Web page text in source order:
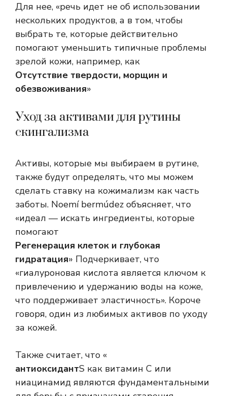
Для нее, «речь идет не об использовании
нескольких продуктов, а в том, чтобы
выбрать те, которые действительно
помогают уменьшить типичные проблемы
зрелой кожи, например, как
Отсутствие твердости, морщин и
обезвоживания»
Уход за активами для рутины
скингализма
Активы, которые мы выбираем в рутине,
также будут определять, что мы можем
сделать ставку на кожимализм как часть
заботы. Noemí bermúdez объясняет, что
«идеал — искать ингредиенты, которые
помогают
Регенерация клеток и глубокая
гидратация» Подчеркивает, что
«гиалуроновая кислота является ключом к
привлечению и удержанию воды на коже,
что поддерживает эластичность». Короче
говоря, один из любимых активов по уходу
за кожей.
Также считает, что «
антиоксидантS как витамин С или
ниацинамид являются фундаментальными